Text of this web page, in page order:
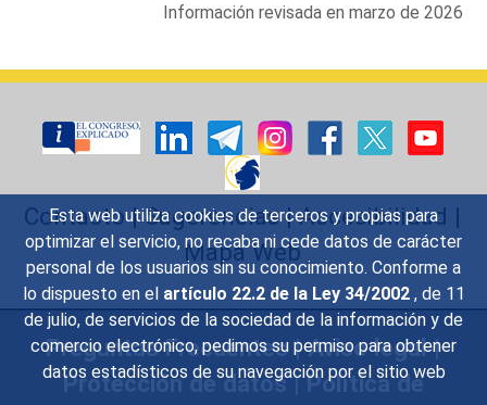
Esta web utiliza cookies de terceros y propias para
optimizar el servicio, no recaba ni cede datos de carácter
personal de los usuarios sin su conocimiento. Conforme a
lo dispuesto en el artículo 22.2 de la Ley 34/2002 , de 11
de julio, de servicios de la sociedad de la información y de
comercio electrónico, pedimos su permiso para obtener
datos estadísticos de su navegación por el sitio web
Información revisada en marzo de 2026
Contacto|Sugerencias|Accesibilidad |
Mapa Web
Preguntas Frecuentes|Aviso legal|
Protección de datos|Política de